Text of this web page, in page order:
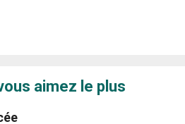
aimez le plus